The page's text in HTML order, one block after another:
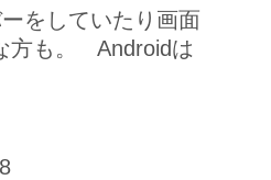
をしていたり画面
方も。 Androidは